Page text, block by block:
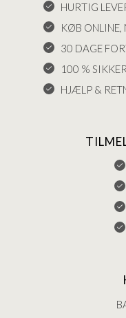
HURTIG
KØB ONLINE,
30 DAGE
100 %
HJÆLP &